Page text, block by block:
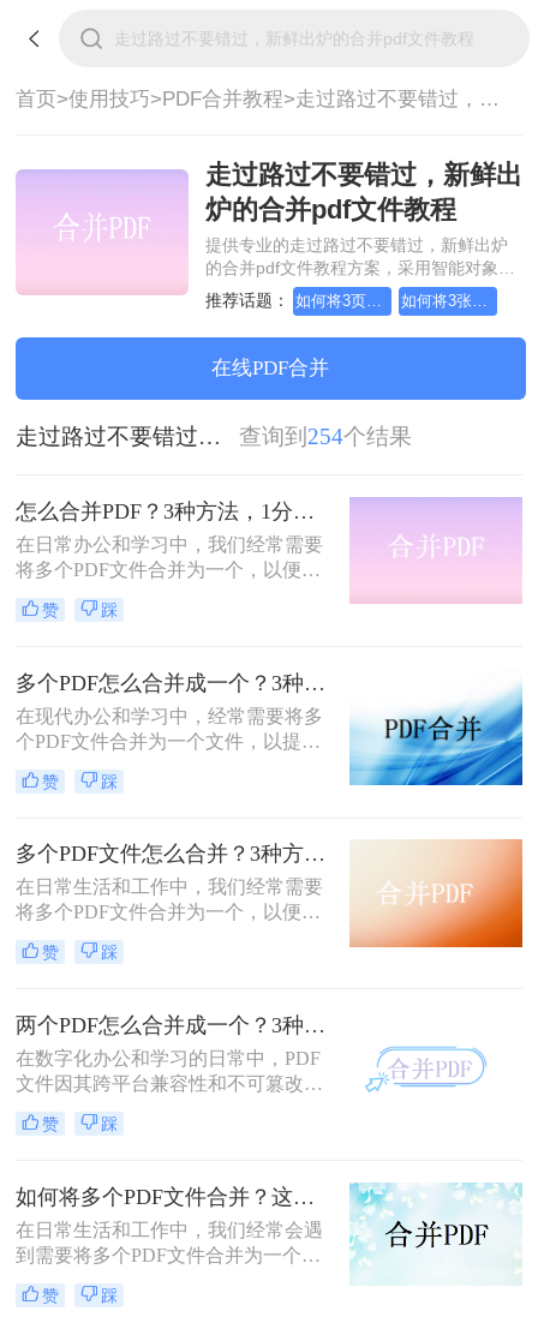
首页>使用技巧>PDF合并教程> 走过路过不要错过，新鲜出炉的合并pdf文件教程
走过路过不要错过，新鲜出
炉的合并pdf文件教程
提供专业的走过路过不要错过，新鲜出炉
的合并pdf文件教程方案，采用智能对象流
重构技术，确保文档1:1高保真还原且排版
不乱码。支持一键批量处理，全链路 SSL
加密保障隐私安全。助您快速实现走过路
过不要错过，新鲜出炉的合并pdf文件教
程，无需安装，高效办公。
推荐话题： 如何将3页pdf合并为1页
在线PDF合并
走过路过不要错过，新鲜出炉的合并pdf文件教程 查询到 254个结果
怎么合并PDF？3种方法，1分钟轻松搞定！！
在日常办公和学习中，我们经常需要
将多个PDF文件合并为一个，以便于
分享、存储和管理。那么怎么合并pdf
呢？本文将介绍四种合并PDF的方
任务。
赞 踩
多个PDF怎么合并成一个？3种方法，1分钟全搞定！！
在现代办公和学习中，经常需要将多
个PDF文件合并为一个文件，以提高
文档管理的便利性和效率。那么多个
pdf怎么合并成一个pdf呢？本文将介
赞 踩
多个PDF文件怎么合并？3种方法，1分钟轻松搞定！!
在日常生活和工作中，我们经常需要
将多个PDF文件合并为一个，以便于
分享、存档或打印。那么如何合并pdf
文件呢？本文将介绍三种常用的PDF
赞 踩
两个PDF怎么合并成一个？3种方法，1分钟轻松搞定！
在数字化办公和学习的日常中，PDF
文件因其跨平台兼容性和不可篡改性
而广受欢迎。然而，当需要处理多个
PDF文件时，将它们合并成一个文件
两个PDF文件呢？本文将介绍三种合
并PDF文件的方法。
赞 踩
如何将多个PDF文件合并？这两个高效方法帮你解决！
在日常生活和工作中，我们经常会遇
到需要将多个PDF文件合并为一个的
情况，以便于查阅、分享或存档。那
么如何将多个PDF文件合并呢？本文
赞 踩